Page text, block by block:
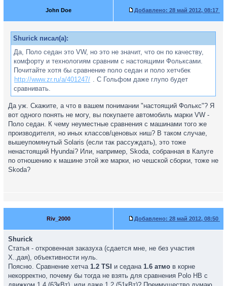
John Doe Добавлено: 28 май 2012, 08:17
Shurick писал(а):
Да, Поло седан это VW, но это не значит, что он по качеству,
комфорту и технологиям сравним с настоящими Фольксами.
Почитайте хотя бы сравнение поло седан и поло хетчбек
http://www.zr.ru/a/401247/ . С Гольфом даже глупо будет
сравнивать.
Да уж. Скажите, а что в вашем понимании "настоящий Фолькс"? Я
вот одного понять не могу, вы покупаете автомобиль марки VW -
Поло седан. К чему неуместные сравнения с машинами того же
производителя, но иных классов/ценовых ниш? В таком случае,
вышеупомянутый Solaris (если так рассуждать), это тоже
ненастоящий Hyundai? Или, например, Skoda, собранная в Калуге
по отношению к машине этой же марки, но чешской сборки, тоже не
Skoda?
Riv_2000 Добавлено: 28 май 2012, 08:50
Shurick
Статья - откровенная заказуха (сдается мне, не без участия
Х..дая), объективности нуль.
Поясню. Сравнение хетча 1.2 TSI и седана 1.6 атмо в корне
некорректно, почему бы тогда не взять для сравнения Polo HВ с